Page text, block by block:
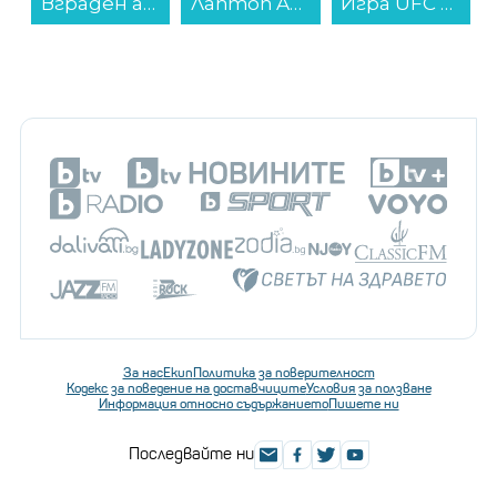
За насЕкипПолитика за поверителност
Кодекс за поведение на доставчицитеУсловия за ползване
Информация относно съдържаниетоПишете ни
Последвайте ни